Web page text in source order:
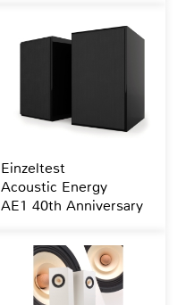
Einzeltest
Acoustic Energy
AE1 40th Anniversary